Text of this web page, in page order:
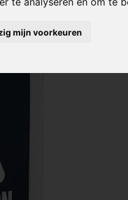
mijn voorkeuren